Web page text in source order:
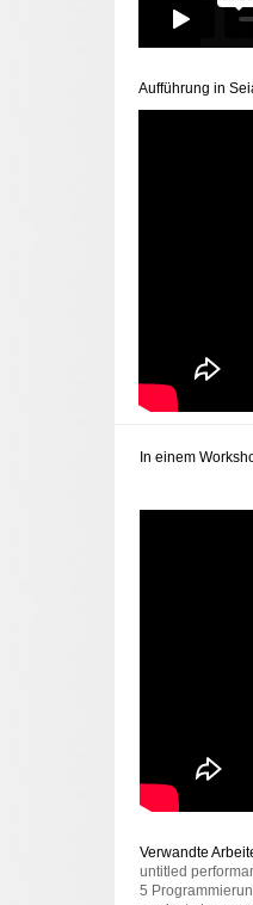
Aufführung in
In einem
Verwandte
untitled
5